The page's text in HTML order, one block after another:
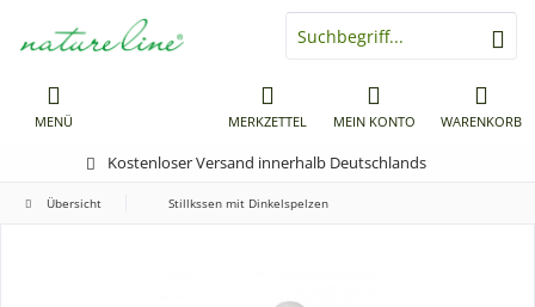
Kostenloser Versand innerhalb Deutschlands
MENÜ WARENKORB
MERKZETTEL MEIN KONTO
Übersicht Stillkssen mit Dinkelspelzen